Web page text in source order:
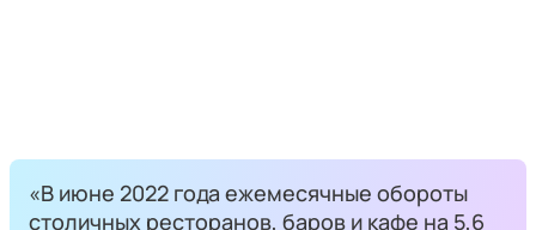
«В июне 2022 года ежемесячные обороты
столичных ресторанов, баров и кафе на 5,6